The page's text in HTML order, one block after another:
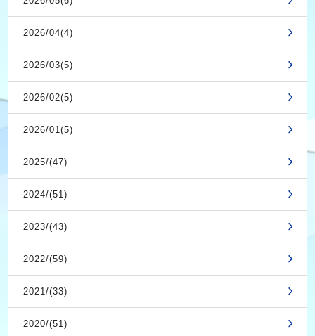
2026/04(4)
2026/03(5)
2026/02(5)
2026/01(5)
2025/(47)
2024/(51)
2023/(43)
2022/(59)
2021/(33)
2020/(51)